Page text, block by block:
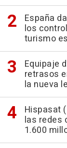
España
los
turismo
Equipaje
retrasos
la nueva
Hispasat
las redes
1.600